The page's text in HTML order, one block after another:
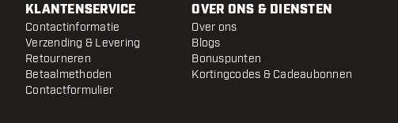
KLANTENSERVICE
Contactinformatie
Verzending & Levering
Retourneren
Betaalmethoden
Contactformulier
OVER ONS & DIENSTEN
Over ons
Blogs
Bonuspunten
Kortingcodes & Cadeaubonnen